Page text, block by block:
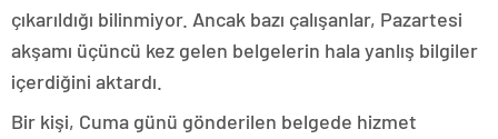
çıkarıldığı bilinmiyor. Ancak bazı çalışanlar, Pazartesi
akşamı üçüncü kez gelen belgelerin hala yanlış bilgiler
içerdiğini aktardı.
Bir kişi, Cuma günü gönderilen belgede hizmet